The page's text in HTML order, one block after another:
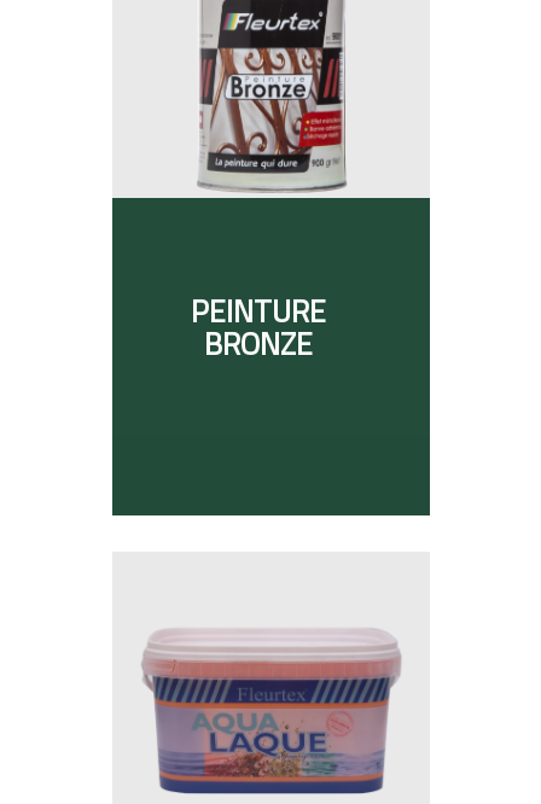
PEINTURE
BRONZE